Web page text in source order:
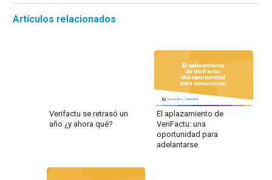
Artículos relacionados
Verifactu se retrasó un
año ¿y ahora qué?
El aplazamiento de
VeriFactu: una
oportunidad para
adelantarse